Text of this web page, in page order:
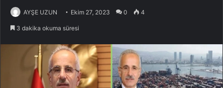
AYŞE UZUN Ekim 27, 2023 0 4
3 dakika okuma süresi